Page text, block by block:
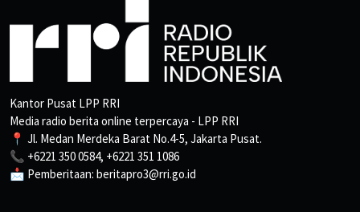
Kantor Pusat LPP RRI
Media radio berita online terpercaya - LPP RRI
📍 Jl. Medan Merdeka Barat No.4-5, Jakarta Pusat.
📞 +6221 350 0584, +6221 351 1086
📩 Pemberitaan: beritapro3@rri.go.id